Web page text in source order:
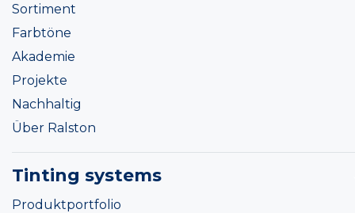
Sortiment
Farbtöne
Akademie
Projekte
Nachhaltig
Über Ralston
Tinting systems
Produktportfolio